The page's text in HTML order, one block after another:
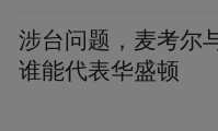
涉台问题，麦考尔
谁能代表华盛顿